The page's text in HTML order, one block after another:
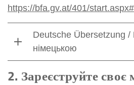
https://bfa.gv.at/401/
Deutsche Übersetzung /
німецькою
2. Зареєструйте своє